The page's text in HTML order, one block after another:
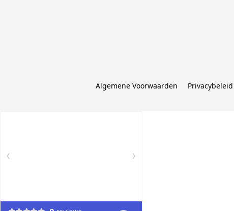
Algemene Voorwaarden
Privacybeleid